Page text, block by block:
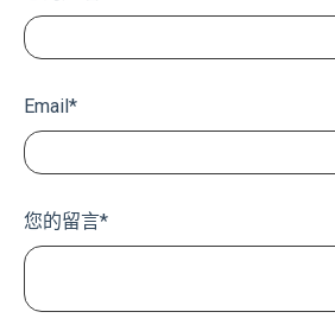
Email*
您的留言*